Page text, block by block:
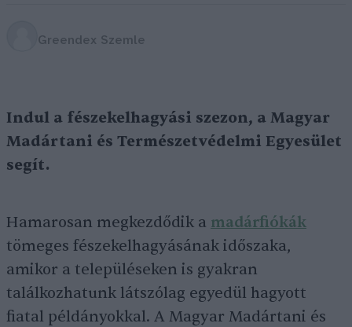
Greendex Szemle
Indul a fészekelhagyási szezon, a Magyar
Madártani és Természetvédelmi Egyesület
segít.
Hamarosan megkezdődik a madárfiókák
tömeges fészekelhagyásának időszaka,
amikor a településeken is gyakran
találkozhatunk látszólag egyedül hagyott
fiatal példányokkal. A Magyar Madártani és